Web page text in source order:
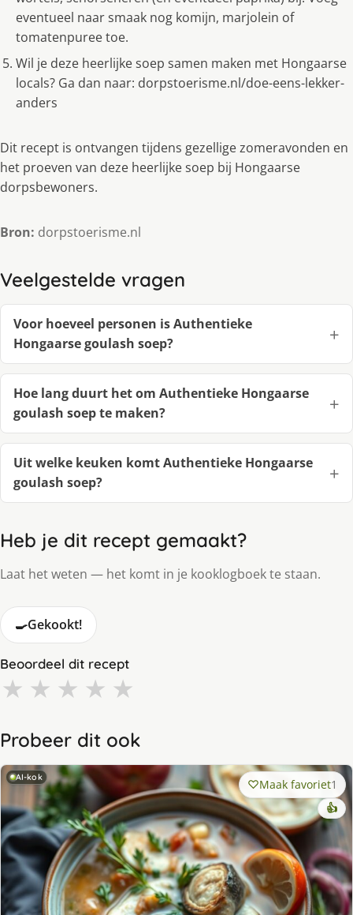
eventueel naar smaak nog komijn, marjolein of
tomatenpuree toe.
Wil je deze heerlijke soep samen maken met Hongaarse
locals? Ga dan naar: dorpstoerisme.nl/doe-eens-lekker-
anders
Dit recept is ontvangen tijdens gezellige zomeravonden en
het proeven van deze heerlijke soep bij Hongaarse
dorpsbewoners.
Bron: dorpstoerisme.nl
Veelgestelde vragen
Voor hoeveel personen is Authentieke
Hongaarse goulash soep?
Hoe lang duurt het om Authentieke Hongaarse
goulash soep te maken?
Uit welke keuken komt Authentieke Hongaarse
goulash soep?
Heb je dit recept gemaakt?
Laat het weten — het komt in je kooklogboek te staan.
🍳Gekookt!
Beoordeel dit recept
★ ★ ★ ★ ★
Probeer dit ook
AI-kok Maak favoriet1
👍